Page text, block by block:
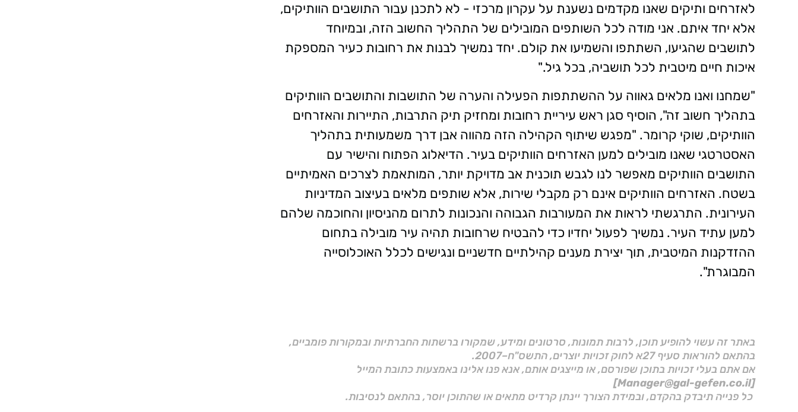
לאזרחים ותיקים שאנו מקדמים נשענת על עקרון מרכזי - לא לתכנן עבור התושבים הוותיקים,
אלא יחד איתם. אני מודה לכל השותפים המובילים של התהליך החשוב הזה, ובמיוחד
לתושבים שהגיעו, השתתפו והשמיעו את קולם. יחד נמשיך לבנות את רחובות כעיר המספקת
איכות חיים מיטבית לכל תושביה, בכל גיל."
"שמחנו ואנו מלאים גאווה על ההשתתפות הפעילה והערה של התושבות והתושבים הוותיקים
בתהליך חשוב זה", הוסיף סגן ראש עיריית רחובות ומחזיק תיק התרבות, התיירות והאזרחים
הוותיקים, שוקי קרומר. "מפגש שיתוף הקהילה הזה מהווה אבן דרך משמעותית בתהליך
האסטרטגי שאנו מובילים למען האזרחים הוותיקים בעיר. הדיאלוג הפתוח והישיר עם
התושבים הוותיקים מאפשר לנו לגבש תוכנית אב מדויקת יותר, המותאמת לצרכים האמיתיים
בשטח. האזרחים הוותיקים אינם רק מקבלי שירות, אלא שותפים מלאים בעיצוב המדיניות
העירונית. התרגשתי לראות את המעורבות הגבוהה והנכונות לתרום מהניסיון והחוכמה שלהם
למען עתיד העיר. נמשיך לפעול יחדיו כדי להבטיח שרחובות תהיה עיר מובילה בתחום
ההזדקנות המיטבית, תוך יצירת מענים קהילתיים חדשניים ונגישים לכלל האוכלוסייה
המבוגרת."
באתר זה עשוי להופיע תוכן, לרבות תמונות, סרטונים ומידע, שמקורו ברשתות החברתיות ובמקורות פומביים,
בהתאם להוראות סעיף 27א לחוק זכויות יוצרים, התשס"ח–2007.
אם אתם בעלי זכויות בתוכן שפורסם, או מייצגים אותם, אנא פנו אלינו באמצעות כתובת המייל
[Manager@gal-gefen.co.il]
כל פנייה תיבדק בהקדם, ובמידת הצורך יינתן קרדיט מתאים או שהתוכן יוסר, בהתאם לנסיבות.